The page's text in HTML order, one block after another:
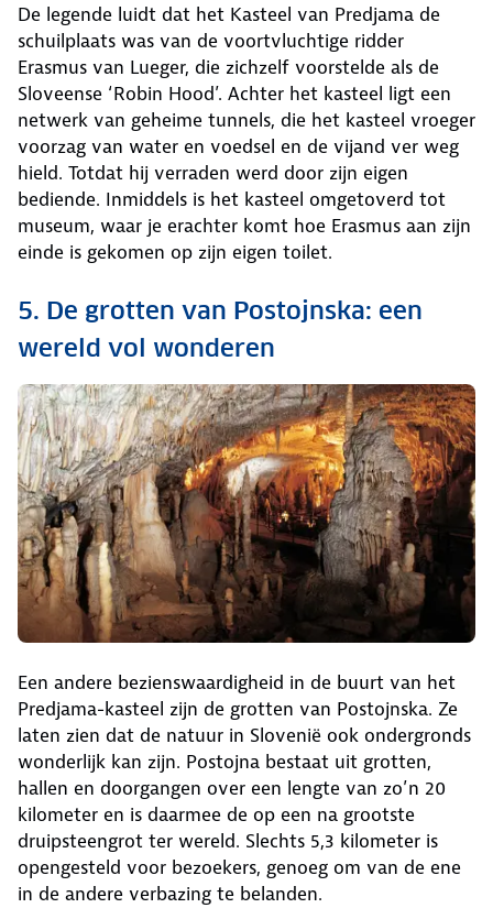
De legende luidt dat het Kasteel van Predjama de
schuilplaats was van de voortvluchtige ridder
Erasmus van Lueger, die zichzelf voorstelde als de
Sloveense ‘Robin Hood’. Achter het kasteel ligt een
netwerk van geheime tunnels, die het kasteel vroeger
voorzag van water en voedsel en de vijand ver weg
hield. Totdat hij verraden werd door zijn eigen
bediende. Inmiddels is het kasteel omgetoverd tot
museum, waar je erachter komt hoe Erasmus aan zijn
einde is gekomen op zijn eigen toilet.
5. De grotten van Postojnska: een
wereld vol wonderen
Een andere bezienswaardigheid in de buurt van het
Predjama-kasteel zijn de grotten van Postojnska. Ze
laten zien dat de natuur in Slovenië ook ondergronds
wonderlijk kan zijn. Postojna bestaat uit grotten,
hallen en doorgangen over een lengte van zo’n 20
kilometer en is daarmee de op een na grootste
druipsteengrot ter wereld. Slechts 5,3 kilometer is
opengesteld voor bezoekers, genoeg om van de ene
in de andere verbazing te belanden.